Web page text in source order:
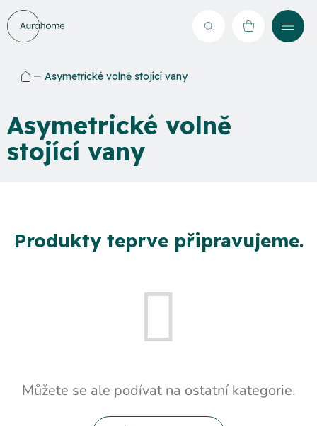
Přejít
na
obsah
Hledat NÁKUPNÍ
Asymetrické volně stojící vany
Asymetrické volně
stojící vany
Produkty teprve připravujeme.
Můžete se ale podívat na ostatní kategorie.